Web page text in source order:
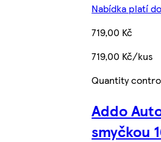
Nabídka platí
719,00 Kč
719,00 Kč/kus
Quantity
Addo
smyčkou